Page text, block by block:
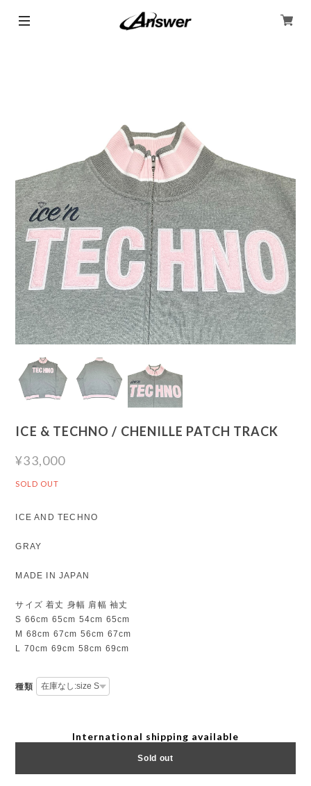
ICE & TECHNO / CHENILLE PATCH TRACK
¥33,000
SOLD OUT
ICE AND TECHNO
GRAY
MADE IN JAPAN
サイズ 着丈 身幅 肩幅 袖丈
S 66cm 65cm 54cm 65cm
M 68cm 67cm 56cm 67cm
L 70cm 69cm 58cm 69cm
種類
International shipping available
Sold out